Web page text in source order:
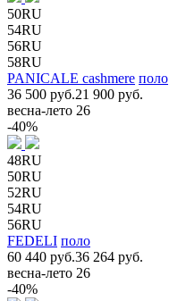
50RU
54RU
56RU
58RU
PANICALE cashmere поло
36 500 руб.21 900 руб.
весна-лето 26
-40%
48RU
50RU
52RU
54RU
56RU
FEDELI поло
60 440 руб.36 264 руб.
весна-лето 26
-40%